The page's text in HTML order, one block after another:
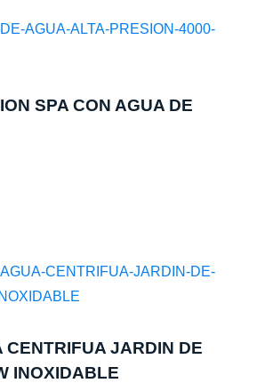
SPA CON AGUA DE
CENTRIFUA JARDIN DE
INOXIDABLE